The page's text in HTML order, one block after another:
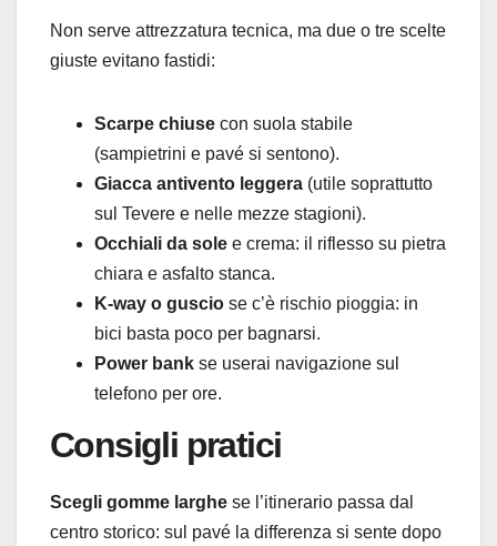
Non serve attrezzatura tecnica, ma due o tre scelte
giuste evitano fastidi:
Scarpe chiuse con suola stabile
(sampietrini e pavé si sentono).
Giacca antivento leggera (utile soprattutto
sul Tevere e nelle mezze stagioni).
Occhiali da sole e crema: il riflesso su pietra
chiara e asfalto stanca.
K-way o guscio se c’è rischio pioggia: in
bici basta poco per bagnarsi.
Power bank se userai navigazione sul
telefono per ore.
Consigli pratici
Scegli gomme larghe se l’itinerario passa dal
centro storico: sul pavé la differenza si sente dopo